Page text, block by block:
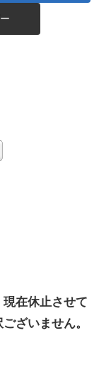
在休止させて
ざいません。